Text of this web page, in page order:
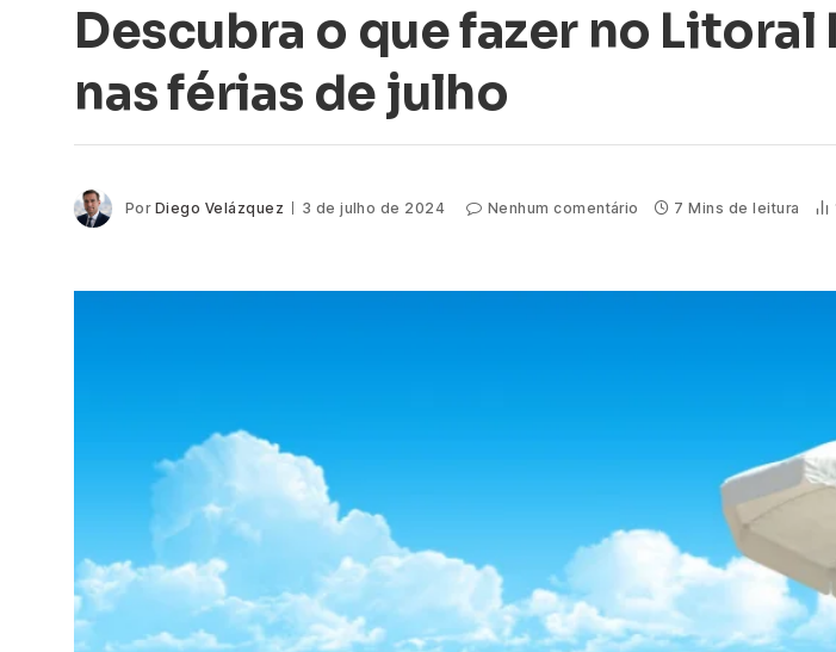
Descubra o que fazer no Litoral
nas férias de julho
Por Diego Velázquez 3 de julho de 2024 Nenhum comentário 7 Mins de leitura